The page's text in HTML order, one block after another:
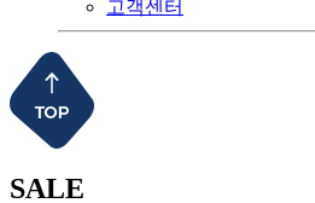
고객센터
SALE